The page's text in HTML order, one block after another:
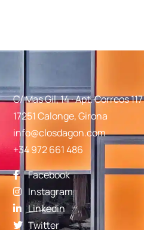
C/ Mas Gil, 14 · Apt. Correos 117
17251 Calonge, Girona
info@closdagon.com
+34 972 661 486
Facebook
Instagram
Linkedin
Twitter